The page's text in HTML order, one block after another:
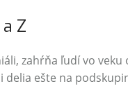
Z
zahŕňa ľudí vo
ešte na